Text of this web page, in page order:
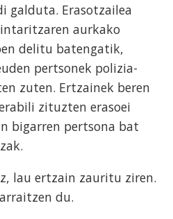
galduta. Erasotzailea
aurkako
delitu batengatik,
pertsonek polizia-
zuten. Ertzainek beren
zituzten erasoei
bigarren pertsona bat
lau ertzain zauritu ziren.
du.